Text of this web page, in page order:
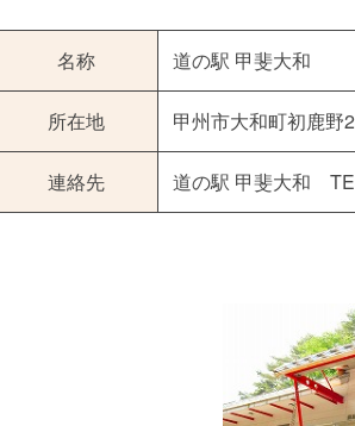
名称 道の駅 甲斐大和
所在地 甲州市大和町初鹿野
連絡先 道の駅 甲斐大和